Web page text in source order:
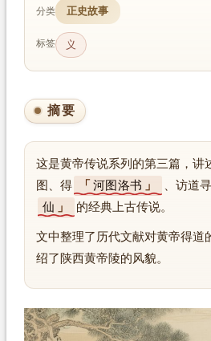
分类 正史故事
标签 义
摘要
这是黄帝传说系列的第三篇，讲
图、得
河图洛书 、访道
仙
的经典上古传说。
文中整理了历代文献对黄帝得道
绍了陕西黄帝陵的风貌。